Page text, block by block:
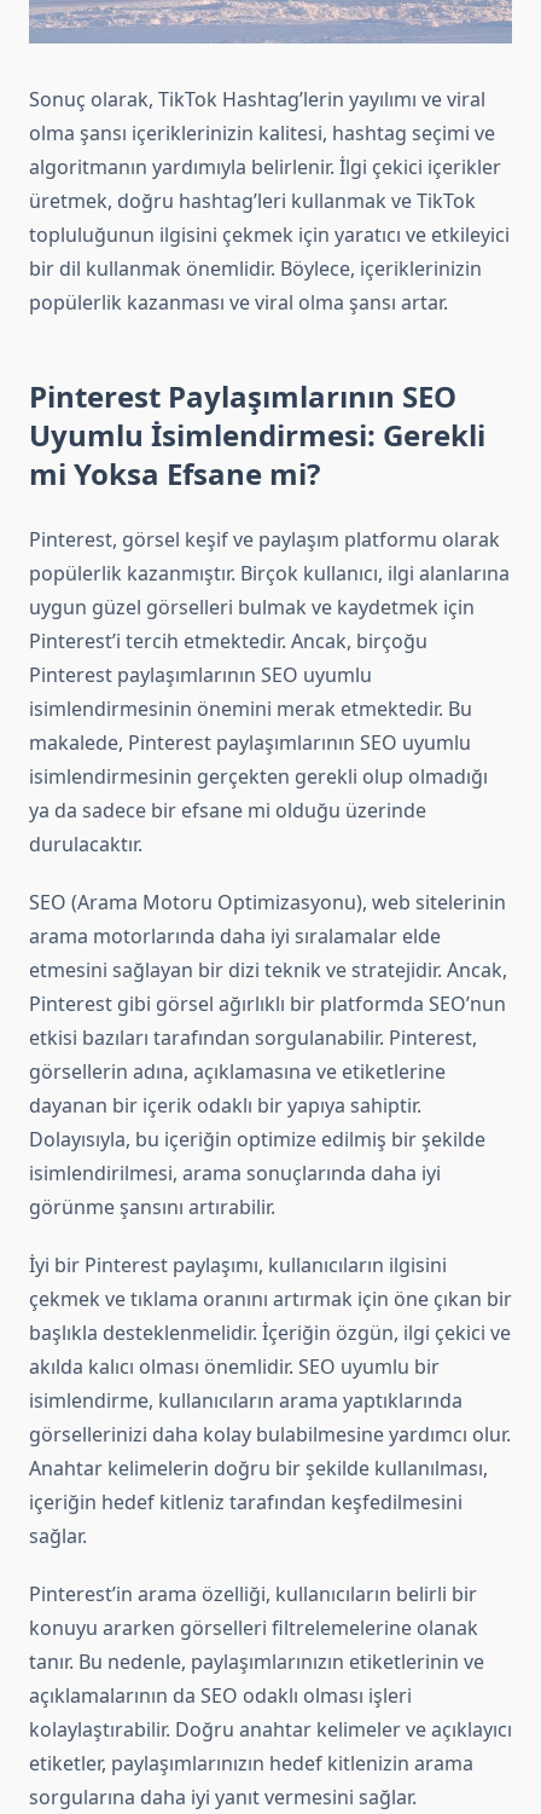
Sonuç olarak, TikTok Hashtag’lerin yayılımı ve viral
olma şansı içeriklerinizin kalitesi, hashtag seçimi ve
algoritmanın yardımıyla belirlenir. İlgi çekici içerikler
üretmek, doğru hashtag’leri kullanmak ve TikTok
topluluğunun ilgisini çekmek için yaratıcı ve etkileyici
bir dil kullanmak önemlidir. Böylece, içeriklerinizin
popülerlik kazanması ve viral olma şansı artar.
Pinterest Paylaşımlarının SEO
Uyumlu İsimlendirmesi: Gerekli
mi Yoksa Efsane mi?
Pinterest, görsel keşif ve paylaşım platformu olarak
popülerlik kazanmıştır. Birçok kullanıcı, ilgi alanlarına
uygun güzel görselleri bulmak ve kaydetmek için
Pinterest’i tercih etmektedir. Ancak, birçoğu
Pinterest paylaşımlarının SEO uyumlu
isimlendirmesinin önemini merak etmektedir. Bu
makalede, Pinterest paylaşımlarının SEO uyumlu
isimlendirmesinin gerçekten gerekli olup olmadığı
ya da sadece bir efsane mi olduğu üzerinde
durulacaktır.
SEO (Arama Motoru Optimizasyonu), web sitelerinin
arama motorlarında daha iyi sıralamalar elde
etmesini sağlayan bir dizi teknik ve stratejidir. Ancak,
Pinterest gibi görsel ağırlıklı bir platformda SEO’nun
etkisi bazıları tarafından sorgulanabilir. Pinterest,
görsellerin adına, açıklamasına ve etiketlerine
dayanan bir içerik odaklı bir yapıya sahiptir.
Dolayısıyla, bu içeriğin optimize edilmiş bir şekilde
isimlendirilmesi, arama sonuçlarında daha iyi
görünme şansını artırabilir.
İyi bir Pinterest paylaşımı, kullanıcıların ilgisini
çekmek ve tıklama oranını artırmak için öne çıkan bir
başlıkla desteklenmelidir. İçeriğin özgün, ilgi çekici ve
akılda kalıcı olması önemlidir. SEO uyumlu bir
isimlendirme, kullanıcıların arama yaptıklarında
görsellerinizi daha kolay bulabilmesine yardımcı olur.
Anahtar kelimelerin doğru bir şekilde kullanılması,
içeriğin hedef kitleniz tarafından keşfedilmesini
sağlar.
Pinterest’in arama özelliği, kullanıcıların belirli bir
konuyu ararken görselleri filtrelemelerine olanak
tanır. Bu nedenle, paylaşımlarınızın etiketlerinin ve
açıklamalarının da SEO odaklı olması işleri
kolaylaştırabilir. Doğru anahtar kelimeler ve açıklayıcı
etiketler, paylaşımlarınızın hedef kitlenizin arama
sorgularına daha iyi yanıt vermesini sağlar.